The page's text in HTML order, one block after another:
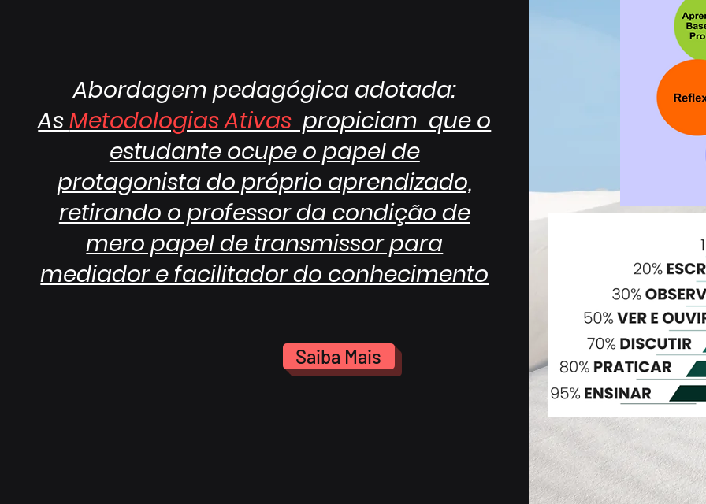
Abordagem pedagógica adotada:
AsMetodologias Ativas propiciam que o
estudante ocupe o papel de
protagonista do próprio aprendizado,
retirando o professor da condição de
mero papel de transmissor para
mediador e facilitador do conhecimento
Saiba Mais